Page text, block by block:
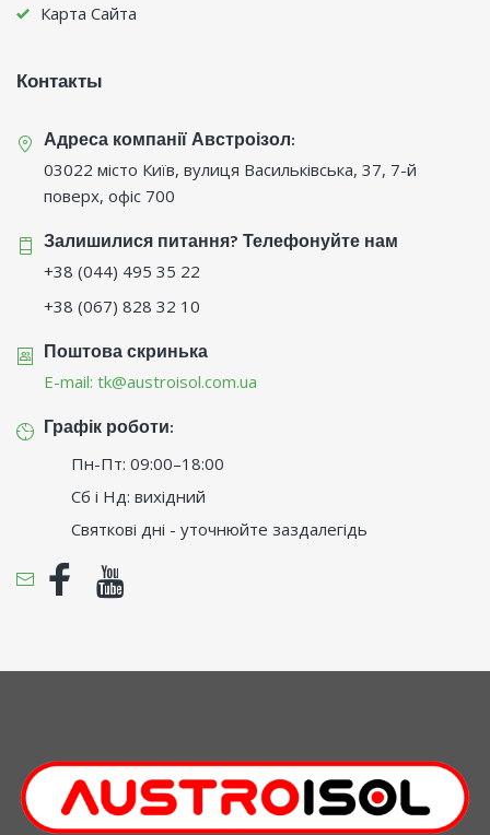
Карта Сайта
Контакты
Адреса компанії Австроізол:
03022 місто Київ, вулиця Васильківська, 37, 7-й
поверх, офіс 700
Залишилися питання? Телефонуйте нам
+38 (044) 495 35 22
+38 (067) 828 32 10
Поштова скринька
E-mail: tk@austroisol.com.ua
Графік роботи:
Пн-Пт: 09:00–18:00
Сб і Нд: вихідний
Святкові дні - уточнюйте заздалегідь